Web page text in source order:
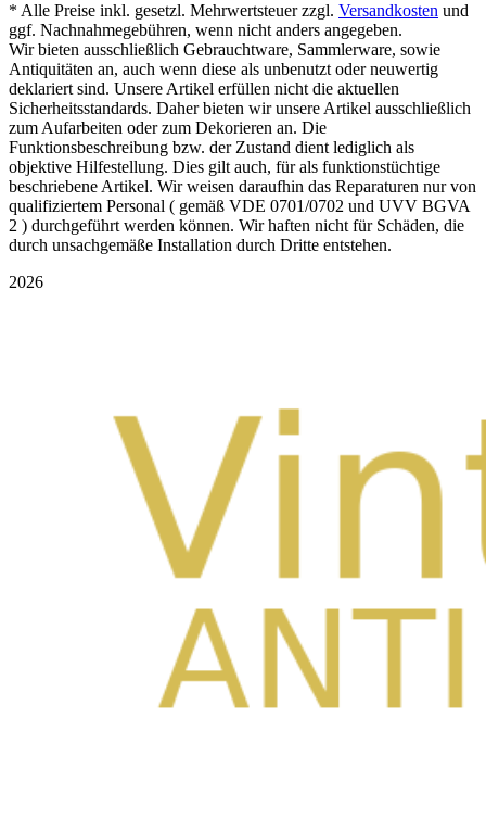
* Alle Preise inkl. gesetzl. Mehrwertsteuer zzgl. Versandkosten und
ggf. Nachnahmegebühren, wenn nicht anders angegeben.
Wir bieten ausschließlich Gebrauchtware, Sammlerware, sowie
Antiquitäten an, auch wenn diese als unbenutzt oder neuwertig
deklariert sind. Unsere Artikel erfüllen nicht die aktuellen
Sicherheitsstandards. Daher bieten wir unsere Artikel ausschließlich
zum Aufarbeiten oder zum Dekorieren an. Die
Funktionsbeschreibung bzw. der Zustand dient lediglich als
objektive Hilfestellung. Dies gilt auch, für als funktionstüchtige
beschriebene Artikel. Wir weisen daraufhin das Reparaturen nur von
qualifiziertem Personal ( gemäß VDE 0701/0702 und UVV BGVA
2 ) durchgeführt werden können. Wir haften nicht für Schäden, die
durch unsachgemäße Installation durch Dritte entstehen.
2026